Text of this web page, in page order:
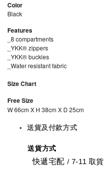
Color
Black
Features
_8 compartments
_YKK® zippers
_YKK® buckles
_Water resistant fabric
Size Chart
Free Size
W 66cm X H 38cm X D 25cm
送貨及付款方式
送貨方式
快遞宅配 / 7-11 取貨